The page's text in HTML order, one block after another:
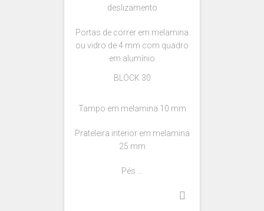
deslizamento
Portas de correr em melamina
ou vidro de 4 mm com quadro
em alumínio
BLOCK 30
Tampo em melamina 10 mm
Prateleira interior em melamina
25 mm
Pés …